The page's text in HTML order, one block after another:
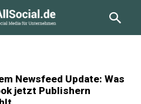
Newsfeed Update: Was
jetzt Publishern